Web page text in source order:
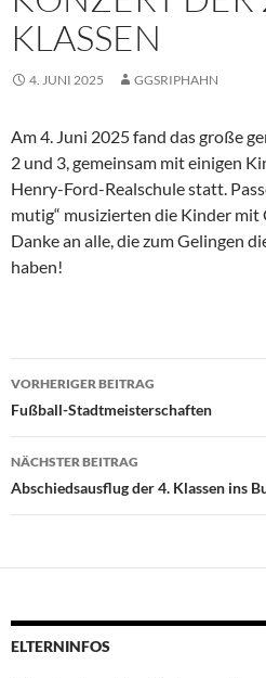
KLASSEN
4. JUNI 2025 GGSRIPHAHN
Am 4. Juni 2025 fand das große
2 und 3, gemeinsam mit einigen
Henry-Ford-Realschule statt.
mutig“ musizierten die Kinder mit
Danke an alle, die zum Gelingen
haben!
Beitragsnavigation
VORHERIGER BEITRAG
Fußball-Stadtmeisterschaften
NÄCHSTER BEITRAG
Abschiedsausflug der 4. Klassen ins
ELTERNINFOS